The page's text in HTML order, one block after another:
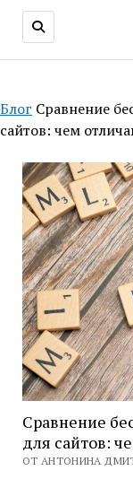
Блог Сравнение
сайтов: чем
Сравнение
для сайтов:
ОТ АНТОНИНА